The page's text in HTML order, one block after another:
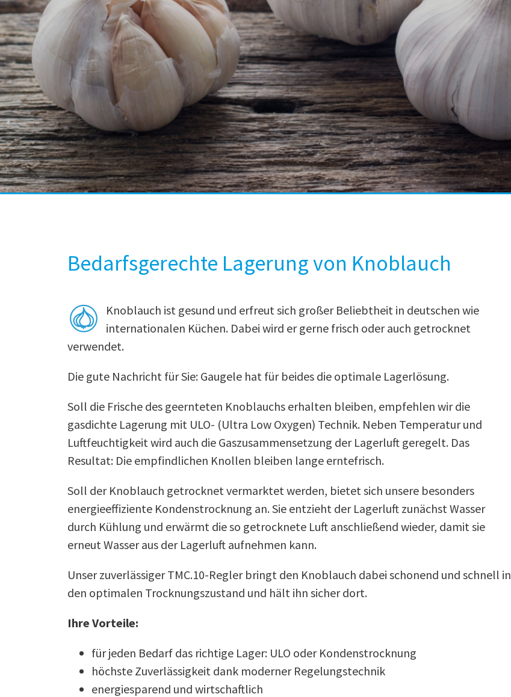
Bedarfsgerechte Lagerung von Knoblauch
Knoblauch ist gesund und erfreut sich großer Beliebtheit in deutschen wie
internationalen Küchen. Dabei wird er gerne frisch oder auch getrocknet
verwendet.
Die gute Nachricht für Sie: Gaugele hat für beides die optimale Lagerlösung.
Soll die Frische des geernteten Knoblauchs erhalten bleiben, empfehlen wir die
gasdichte Lagerung mit ULO- (Ultra Low Oxygen) Technik. Neben Temperatur und
Luftfeuchtigkeit wird auch die Gaszusammensetzung der Lagerluft geregelt. Das
Resultat: Die empfindlichen Knollen bleiben lange erntefrisch.
Soll der Knoblauch getrocknet vermarktet werden, bietet sich unsere besonders
energieeffiziente Kondenstrocknung an. Sie entzieht der Lagerluft zunächst Wasser
durch Kühlung und erwärmt die so getrocknete Luft anschließend wieder, damit sie
erneut Wasser aus der Lagerluft aufnehmen kann.
Unser zuverlässiger TMC.10-Regler bringt den Knoblauch dabei schonend und schnell in
den optimalen Trocknungszustand und hält ihn sicher dort.
Ihre Vorteile:
für jeden Bedarf das richtige Lager: ULO oder Kondenstrocknung
höchste Zuverlässigkeit dank moderner Regelungstechnik
energiesparend und wirtschaftlich